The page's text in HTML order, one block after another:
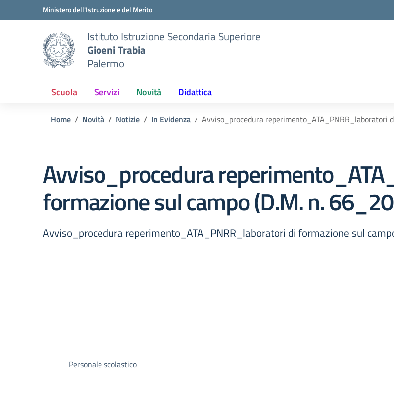
Vai ai contenuti
Vai al menu di navigazioneMinistero dell'Istruzione e del Merito
Istituto Istruzione Secondaria Superiore
Gioeni Trabia
Palermo
Scuola Servizi Novità Didattica
Home Novità Notizie In Evidenza Avviso_procedura reperimento_ATA_PNRR_laboratori
Avviso_procedura
formazione sul campo (D.M. n.
Avviso_procedura reperimento_ATA_PNRR_laboratori di formazione sul
Personale scolastico